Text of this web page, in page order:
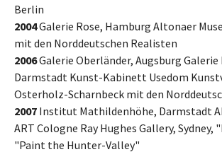
Berlin
2004Galerie Rose, Hamburg Altonaer
mit den Norddeutschen Realisten
2006Galerie Oberländer, Augsburg
Darmstadt Kunst-Kabinett Usedom
Osterholz-Scharnbeck mit den
2007 Institut Mathildenhöhe, Darmstadt
ART Cologne Ray Hughes Gallery, Sydney,
"Paint the Hunter-Valley"